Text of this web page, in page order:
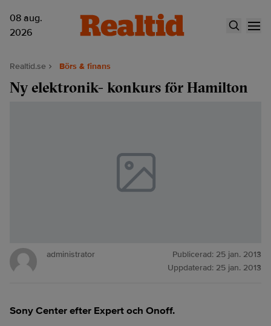
08 aug.
2026
Realtid.se Börs & finans
Ny elektronik- konkurs för Hamilton
administrator Publicerad: 25 jan. 2013
Uppdaterad: 25 jan. 2013
Sony Center efter Expert och Onoff.